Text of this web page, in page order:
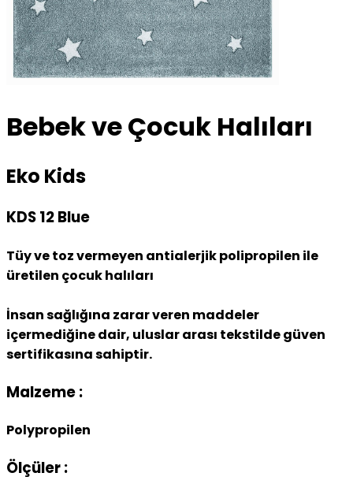
Bebek ve Çocuk Halıları
Eko Kids
KDS 12 Blue
Tüy ve toz vermeyen antialerjik polipropilen ile
üretilen çocuk halıları
İnsan sağlığına zarar veren maddeler
içermediğine dair, uluslar arası tekstilde güven
sertifikasına sahiptir.
Malzeme :
Polypropilen
Ölçüler :